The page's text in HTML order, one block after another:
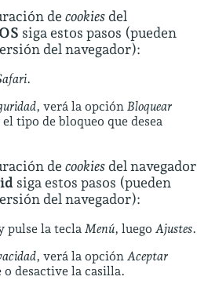
de cookies del
siga estos pasos (pueden
del navegador):
.
, verá la opción Bloquear
tipo de bloqueo que desea
de cookies del navegador
siga estos pasos (pueden
del navegador):
pulse la tecla Menú, luego Ajustes.
, verá la opción Aceptar
o desactive la casilla.